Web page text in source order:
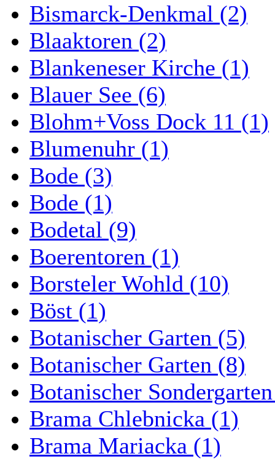
Bismarck-Denkmal (2)
Blaaktoren (2)
Blankeneser Kirche (1)
Blauer See (6)
Blohm+Voss Dock 11 (1)
Blumenuhr (1)
Bode (3)
Bode (1)
Bodetal (9)
Boerentoren (1)
Borsteler Wohld (10)
Böst (1)
Botanischer Garten (5)
Botanischer Garten (8)
Botanischer
Brama Chlebnicka (1)
Brama Mariacka (1)